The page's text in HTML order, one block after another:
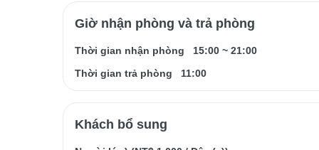
Giờ nhận phòng và trả phòng
Thời gian nhận phòng 15:00 ~ 21:00
Thời gian trả phòng
11:00
Khách bổ sung